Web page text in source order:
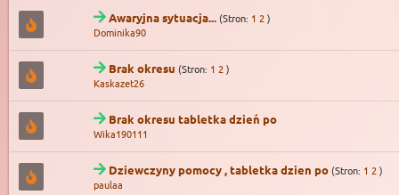
Awaryjna sytuacja...(Stron: 1 2 )
Dominika90
Brak okresu (Stron: 1 2 )
Kaskazet26
Brak okresu tabletka dzień po
Wika190111
Dziewczyny pomocy , tabletka dzien po(Stron: 1 2 )
paulaa